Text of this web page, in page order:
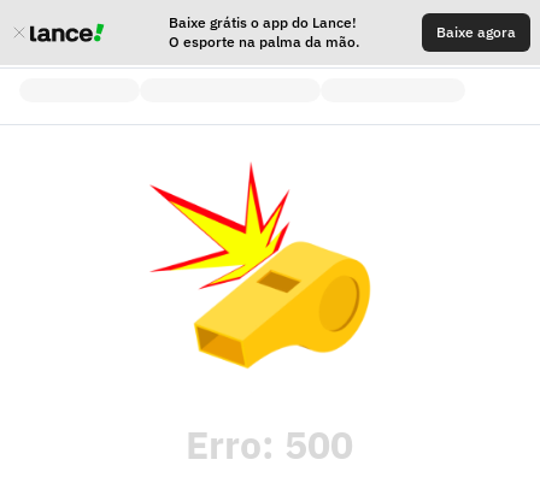
Baixe grátis o app do Lance!
O esporte na palma da mão.
Baixe agora
Erro: 500